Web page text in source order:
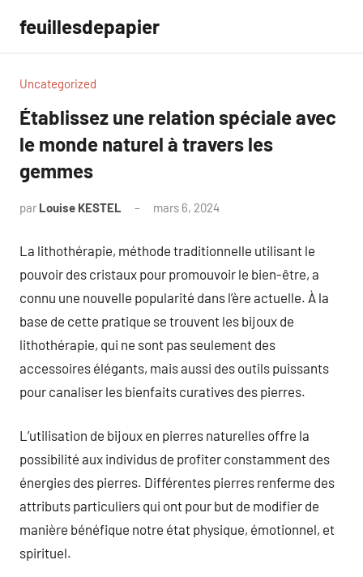
contenu
feuillesdepapier
Uncategorized
Établissez une relation spéciale avec
le monde naturel à travers les
gemmes
par Louise KESTEL mars 6, 2024
La lithothérapie, méthode traditionnelle utilisant le
pouvoir des cristaux pour promouvoir le bien-être, a
connu une nouvelle popularité dans l’ère actuelle. À la
base de cette pratique se trouvent les bijoux de
lithothérapie, qui ne sont pas seulement des
accessoires élégants, mais aussi des outils puissants
pour canaliser les bienfaits curatives des pierres.
L’utilisation de bijoux en pierres naturelles offre la
possibilité aux individus de profiter constamment des
énergies des pierres. Différentes pierres renferme des
attributs particuliers qui ont pour but de modifier de
manière bénéfique notre état physique, émotionnel, et
spirituel.